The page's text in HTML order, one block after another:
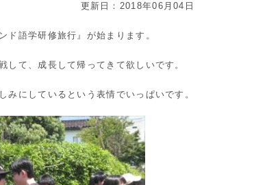
更新日：2018年06月04日
語学研修旅行』が始まります。
して、成長して帰ってきて欲しいです。
にしているという表情でいっぱいです。